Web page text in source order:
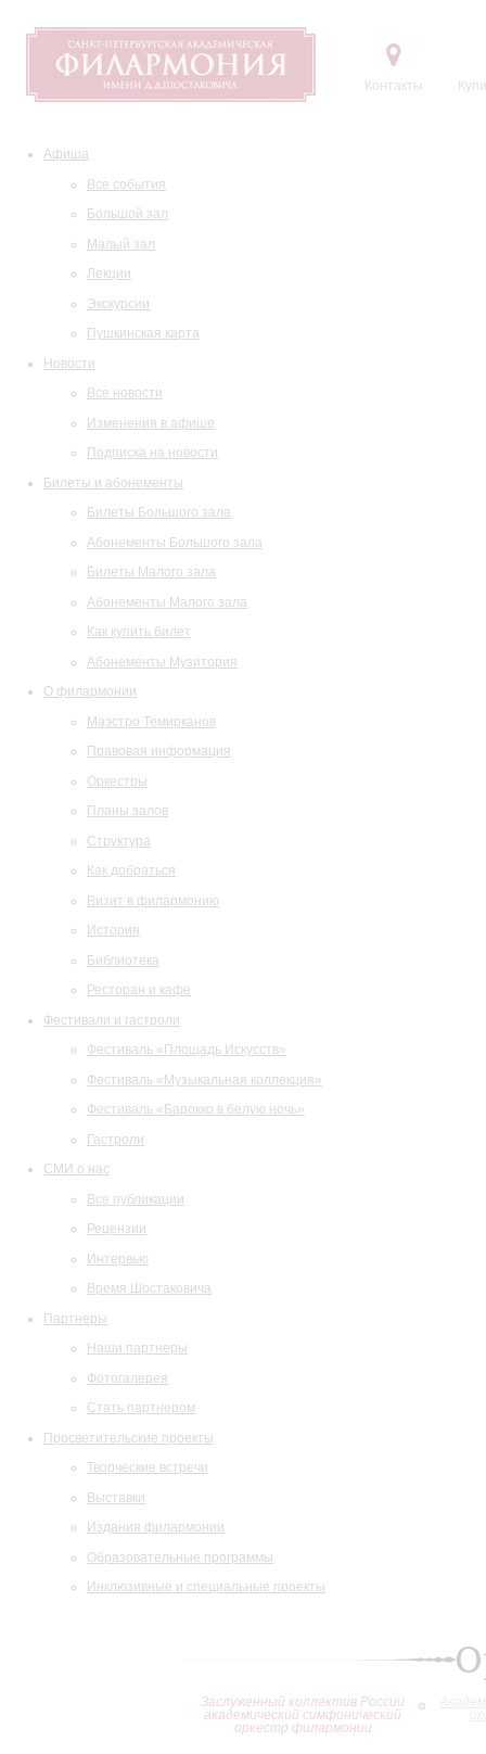
Контакты
Афиша
Все события
Большой зал
Малый зал
Лекции
Экскурсии
Пушкинская карта
Новости
Все новости
Изменения в афише
Подписка на новости
Билеты и абонементы
Билеты Большого зала
Абонементы Большого зала
Билеты Малого зала
Абонементы Малого зала
Как купить билет
Абонементы Музитория
О филармонии
Маэстро Темирканов
Правовая информация
Оркестры
Планы залов
Структура
Как добраться
Визит в филармонию
История
Библиотека
Ресторан и кафе
Фестивали и гастроли
Фестиваль «Площадь Искусств»
Фестиваль «Музыкальная коллекция»
Фестиваль «Барокко в белую ночь»
Гастроли
СМИ о нас
Все публикации
Рецензии
Интервью
Время Шостаковича
Партнеры
Наши партнеры
Фотогалерея
Стать партнером
Просветительские проекты
Творческие встречи
Выставки
Издания филармонии
Образовательные программы
Инклюзивные и специальные проекты
Заслуженный коллектив России
академический симфонический
оркестр филармонии